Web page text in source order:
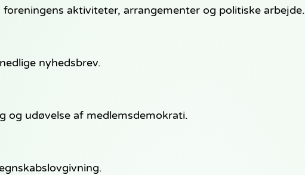
aktiviteter, arrangementer og politiske arbejde.
nyhedsbrev.
og udøvelse af medlemsdemokrati.